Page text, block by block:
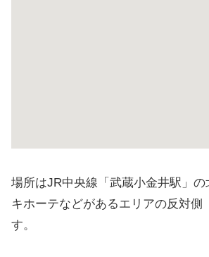
場所はJR中央線「武蔵小金井駅」の
キホーテなどがあるエリアの反対側
す。